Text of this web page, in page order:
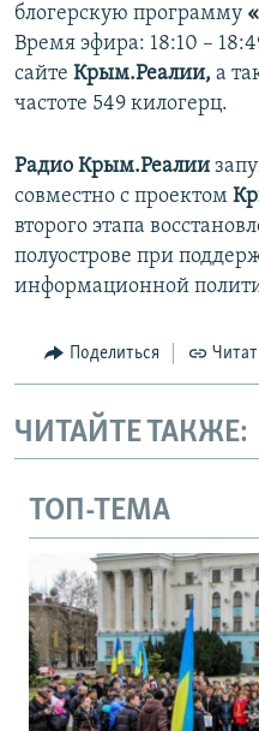
блогерскую программу
Время эфира: 18:10 –
сайте Крым.Реалии, а
частоте 549 килогерц.
Радио Крым.Реалии
совместно с проектом
второго этапа
полуострове при
информационной
Поделиться
ЧИТАЙТЕ ТАКЖЕ:
ТОП-ТЕМА